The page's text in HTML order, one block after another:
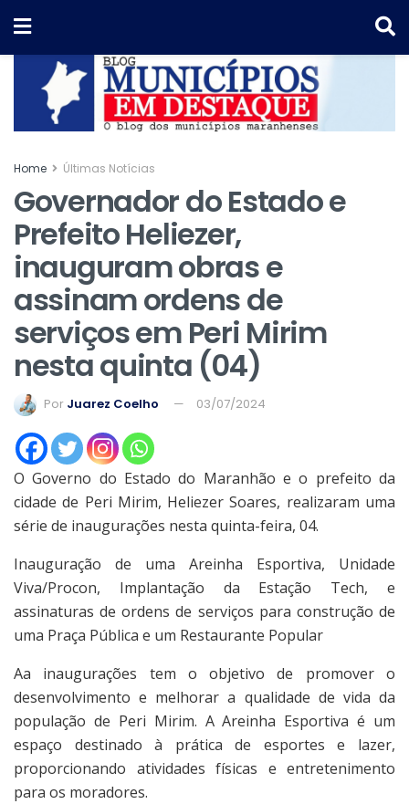
Home Últimas Notícias
Governador do Estado e
Prefeito Heliezer,
inauguram obras e
assinam ordens de
serviços em Peri Mirim
nesta quinta (04)
Por Juarez Coelho 03/07/2024
O Governo do Estado do Maranhão e o prefeito da
cidade de Peri Mirim, Heliezer Soares, realizaram uma
série de inaugurações nesta quinta-feira, 04.
Inauguração de uma Areinha Esportiva, Unidade
Viva/Procon, Implantação da Estação Tech, e
assinaturas de ordens de serviços para construção de
uma Praça Pública e um Restaurante Popular
Aa inaugurações tem o objetivo de promover o
desenvolvimento e melhorar a qualidade de vida da
população de Peri Mirim. A Areinha Esportiva é um
espaço destinado à prática de esportes e lazer,
proporcionando atividades físicas e entretenimento
para os moradores.